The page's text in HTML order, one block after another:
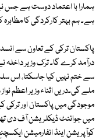
ہمارا با اعتماد دوست ہے جس
ہے۔ ہم بہتر کارکردگی کا
پاکستان ترکی کے تعاون سے
درآمد کرے گا۔ ترک وزیر
سے ختم نہیں کیا جاسکتا، اس
ملے گی۔دریں اثناء وزیر اعظم
میں جوائنٹ ڈیکلریشن آف دی
کوآپریشن اینڈ انفارمیشن